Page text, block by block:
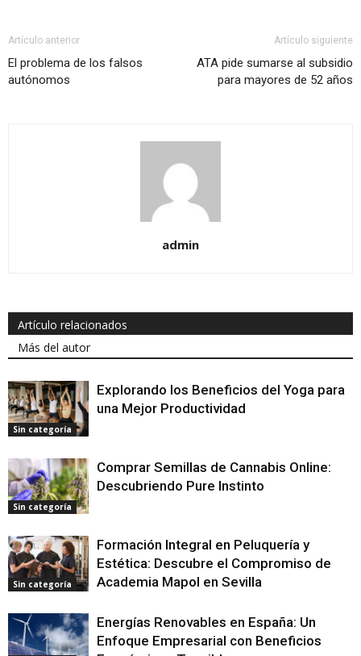
Artículo anterior
El problema de los falsos
autónomos
Artículo siguiente
ATA pide sumarse al subsidio
para mayores de 52 años
admin
Artículo relacionados
Más del autor
Sin categoría
Explorando los Beneficios del Yoga para
una Mejor Productividad
Sin categoría
Comprar Semillas de Cannabis Online:
Descubriendo Pure Instinto
Sin categoría
Formación Integral en Peluquería y
Estética: Descubre el Compromiso de
Academia Mapol en Sevilla
Energías Renovables en España: Un
Enfoque Empresarial con Beneficios